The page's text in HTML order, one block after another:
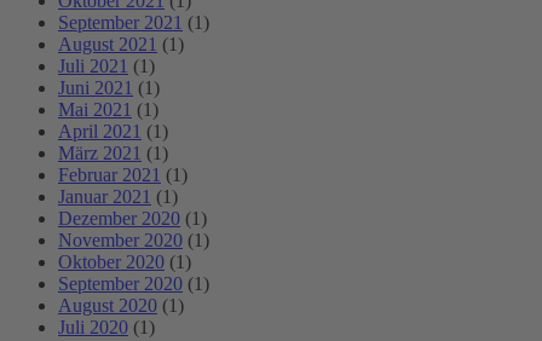
September 2021 (1)
August 2021 (1)
Juli 2021 (1)
Juni 2021 (1)
Mai 2021 (1)
April 2021 (1)
März 2021 (1)
Februar 2021 (1)
Januar 2021 (1)
Dezember 2020 (1)
November 2020 (1)
Oktober 2020 (1)
September 2020 (1)
August 2020 (1)
Juli 2020 (1)